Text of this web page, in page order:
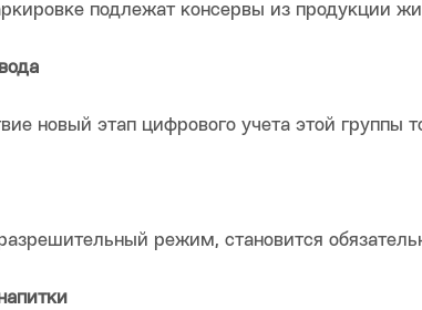
подлежат консервы из продукции
новый этап цифрового учета этой группы
режим, становится